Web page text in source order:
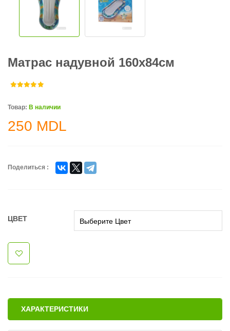
Матрас надувной 160х84см
Товар: В наличии
250 MDL
Поделиться :
ЦВЕТ
ХАРАКТЕРИСТИКИ